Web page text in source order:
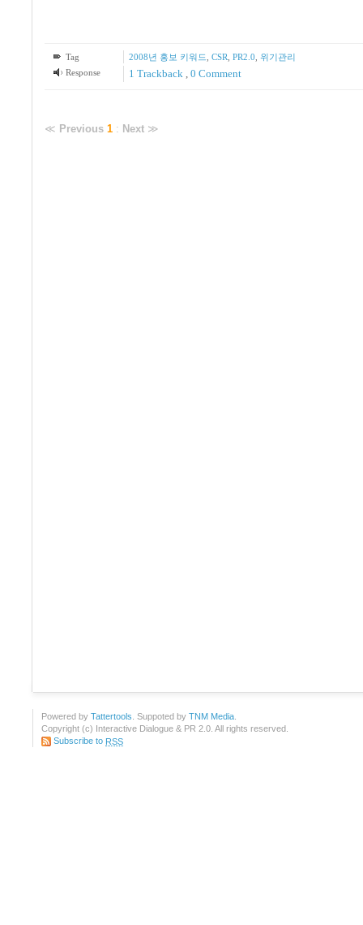
Tag 2008년 홍보 키워드 CSR PR2.0 위기관리
Response
1 Trackback , 0 Comment
≪ Previous 1 : Next ≫
Powered by Tattertools . Suppoted by TNM Media
Copyright (c) Interactive Dialogue & PR 2.0. All rights reserved.
Subscribe to RSS